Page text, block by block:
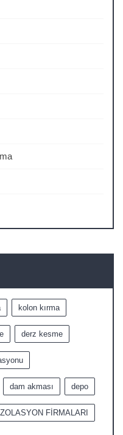
kolon kırma
derz kesme
dam akması depo
FİRMALARI